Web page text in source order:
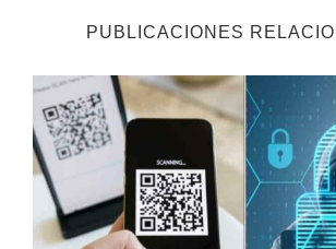
PUBLICACIONES